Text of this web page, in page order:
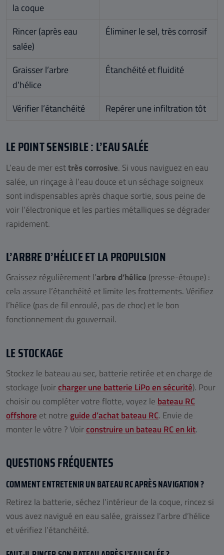
la coque
Rincer (après eau
salée)
Éliminer le sel, très corrosif
Graisser l’arbre
d’hélice
Étanchéité et fluidité
Vérifier l’étanchéité Repérer une infiltration tôt
LE POINT SENSIBLE : L’EAU SALÉE
L’eau de mer esttrès corrosive. Si vous naviguez en eau
salée, un rinçage à l’eau douce et un séchage soigneux
sont indispensables après chaque sortie, sous peine de
voir l’électronique et les parties métalliques se dégrader
rapidement.
L’ARBRE D’HÉLICE ET LA PROPULSION
Graissez régulièrement l’arbre d’hélice (presse-étoupe) :
cela assure l’étanchéité et limite les frottements. Vérifiez
l’hélice (pas de fil enroulé, pas de choc) et le bon
fonctionnement du gouvernail.
LE STOCKAGE
Stockez le bateau au sec, batterie retirée et en charge de
stockage (voircharger une batterie LiPo en sécurité). Pour
choisir ou compléter votre flotte, voyez le bateau RC
offshore et notre guide d’achat bateau RC. Envie de
monter le vôtre ? Voirconstruire un bateau RC en kit.
QUESTIONS FRÉQUENTES
COMMENT ENTRETENIR UN BATEAU RC APRÈS NAVIGATION ?
Retirez la batterie, séchez l’intérieur de la coque, rincez si
vous avez navigué en eau salée, graissez l’arbre d’hélice
et vérifiez l’étanchéité.